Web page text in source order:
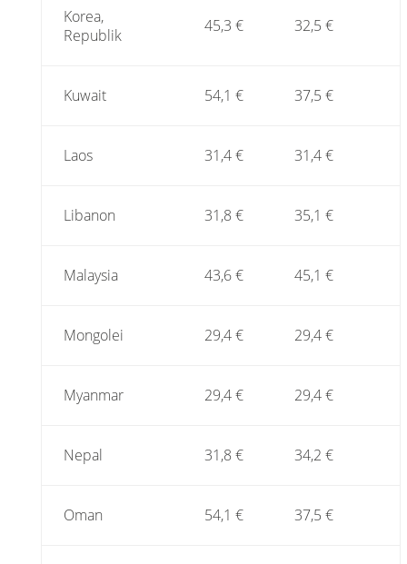
Korea,
Republik
45,3 € 32,5 €
Kuwait 54,1 € 37,5 €
Laos 31,4 € 31,4 €
Libanon 31,8 € 35,1 €
Malaysia 43,6 € 45,1 €
Mongolei 29,4 € 29,4 €
Myanmar 29,4 € 29,4 €
Nepal 31,8 € 34,2 €
Oman 54,1 € 37,5 €